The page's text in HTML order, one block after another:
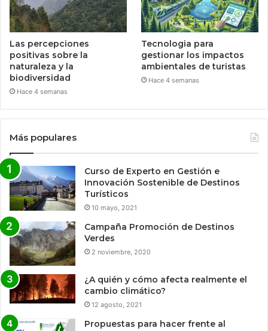
Las percepciones
positivas sobre la
naturaleza y la
biodiversidad
Hace 4 semanas
Tecnologia para
gestionar los impactos
ambientales de turistas
Hace 4 semanas
Más populares
Curso de Experto en Gestión e
Innovación Sostenible de Destinos
Turísticos
10 mayo, 2021
Campaña Promoción de Destinos
Verdes
2 noviembre, 2020
¿A quién y cómo afecta realmente el
cambio climático?
12 agosto, 2021
Propuestas para hacer frente al